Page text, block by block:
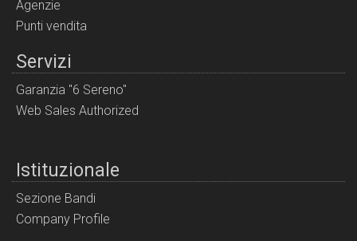
Agenzie
Punti vendita
Servizi
Garanzia "6 Sereno"
Web Sales Authorized
Istituzionale
Sezione Bandi
Company Profile